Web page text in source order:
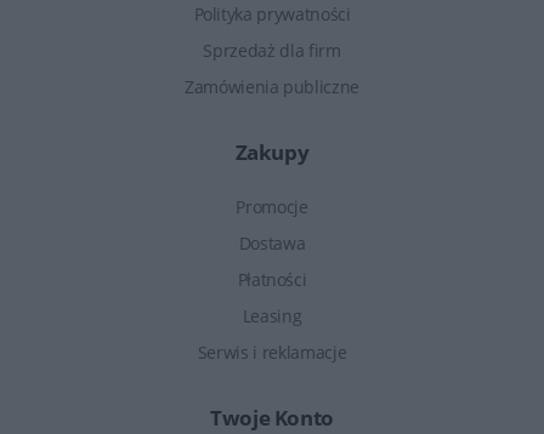
Polityka prywatności
Sprzedaż dla firm
Zamówienia publiczne
Zakupy
Promocje
Dostawa
Płatności
Leasing
Serwis i reklamacje
Twoje Konto